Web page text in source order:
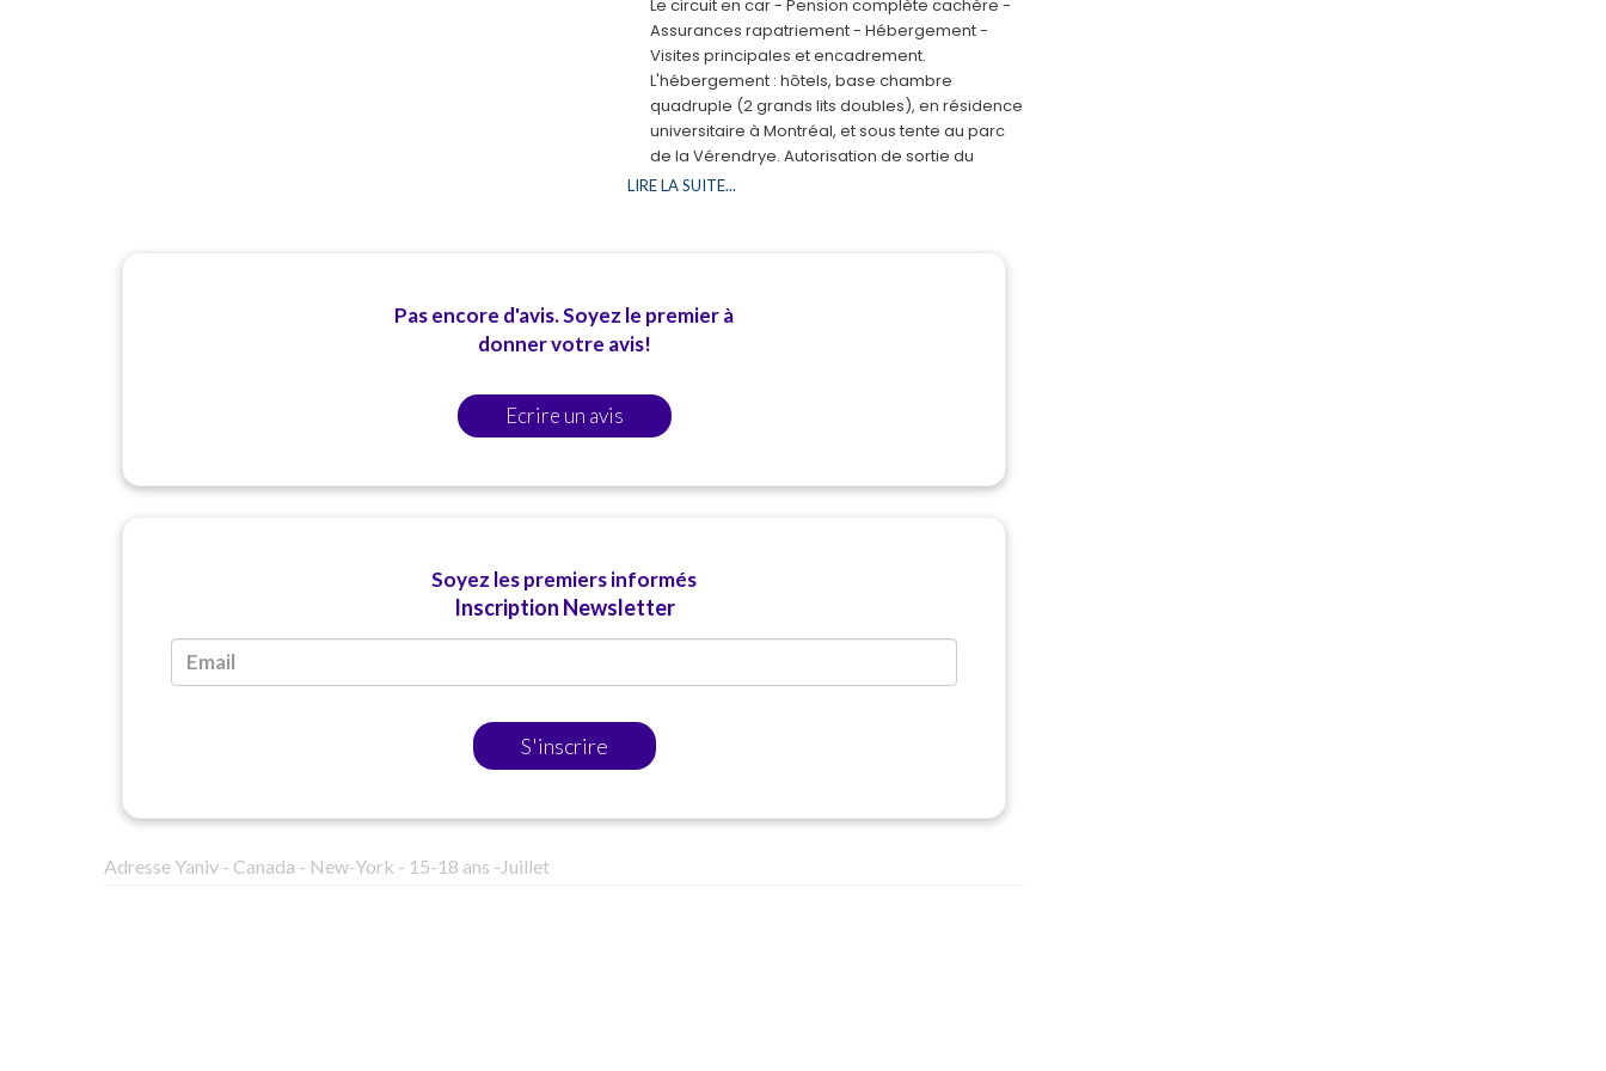
Le circuit en car - Pension complète cachère -
Assurances rapatriement - Hébergement -
Visites principales et encadrement.
L'hébergement : hôtels, base chambre
quadruple (2 grands lits doubles), en résidence
universitaire à Montréal, et sous tente au parc
de la Vérendrye. Autorisation de sortie du
territoire obligatoire pour les mineurs.
de l'augmentation du coût du transport
LIRE LA SUITE...
Pas encore d'avis. Soyez le premier à
donner votre avis!
Ecrire un avis
Soyez les premiers informés
Inscription Newsletter
S'inscrire
Adresse Yaniv - Canada - New-York - 15-18 ans -Juillet